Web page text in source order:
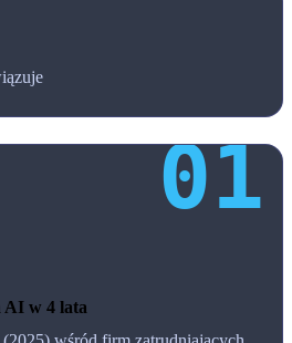
AI w 4 lata